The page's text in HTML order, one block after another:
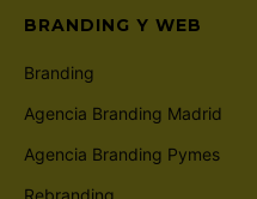
BRANDING Y WEB
Branding
Agencia Branding Madrid
Agencia Branding Pymes